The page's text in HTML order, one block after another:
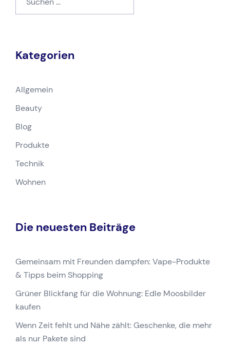
nach:
Kategorien
Allgemein
Beauty
Blog
Produkte
Technik
Wohnen
Die neuesten Beiträge
Gemeinsam mit Freunden dampfen: Vape-Produkte
& Tipps beim Shopping
Grüner Blickfang für die Wohnung: Edle Moosbilder
kaufen
Wenn Zeit fehlt und Nähe zählt: Geschenke, die mehr
als nur Pakete sind